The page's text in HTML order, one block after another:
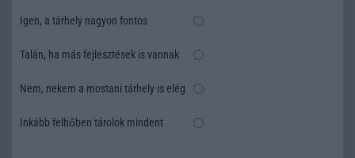
Igen, a tárhely nagyon fontos
Talán, ha más fejlesztések is vannak
Nem, nekem a mostani tárhely is elég
Inkább felhőben tárolok mindent